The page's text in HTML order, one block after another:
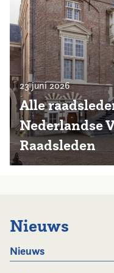
23 juni 2026
Alle
Nederlandse
Raadsleden
Nieuws
Nieuws